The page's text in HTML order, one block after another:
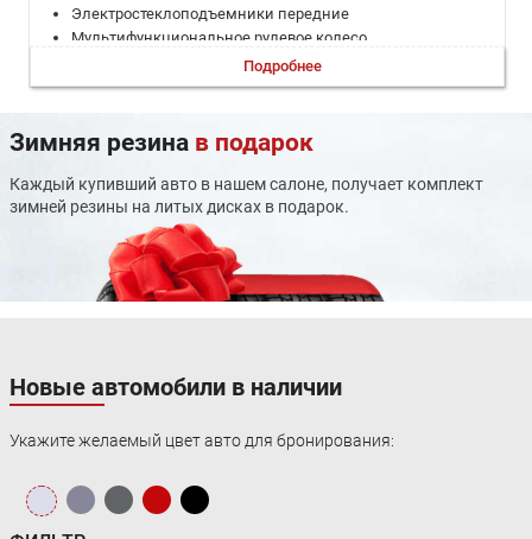
Электростеклоподъемники передние
Мультифункциональное рулевое колесо
Программируемый предпусковой отопитель
Диски 16
Третий задний подголовник
Искусственная кожа (Материал салона)
USB
Розетка 12V
Аудиосистема
Мультимедиа система с ЖК-экраном
Датчик давления в шинах
Система помощи при торможении (BAS, EBD)
Иммобилайзер
Полноразмерное запасное колесо
Подробнее
Зимняя резина в подарок
Каждый купивший авто в нашем салоне, получает комплект
зимней резины на литых дисках в подарок.
Новые автомобили в наличии
Укажите желаемый цвет авто для бронирования: